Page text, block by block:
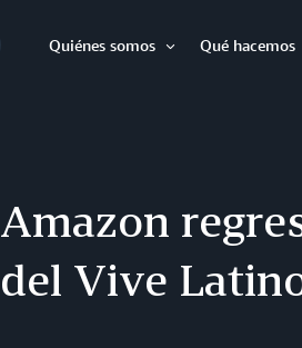
Quiénes somos
Qué hacemos
Amazon
del Vive